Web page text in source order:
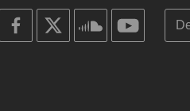
on
facebook
on
on
soundcloudyoutube